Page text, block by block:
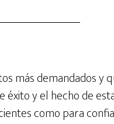
más demandados y
éxito y el hecho de
como para